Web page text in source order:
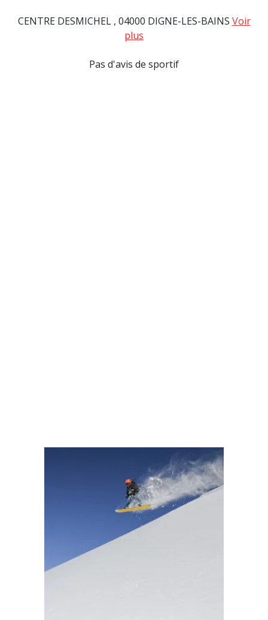
CENTRE DESMICHEL , 04000 DIGNE-LES-BAINS Voir
plus
Pas d'avis de sportif